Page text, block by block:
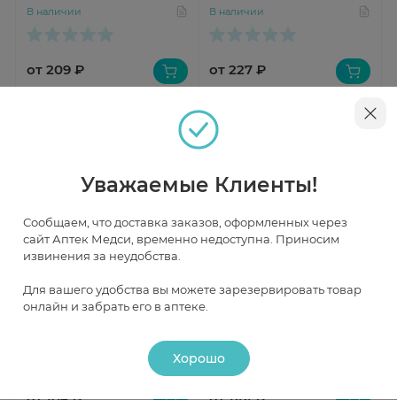
В наличии
от 209 ₽
В наличии
от 227 ₽
Амлодипин Медисорб
В наличии
Уважаемые Клиенты!
Сообщаем, что доставка заказов, оформленных через
сайт Аптек Медси, временно недоступна. Приносим
извинения за неудобства.
Для вашего удобства вы можете зарезервировать товар
онлайн и забрать его в аптеке.
Хорошо